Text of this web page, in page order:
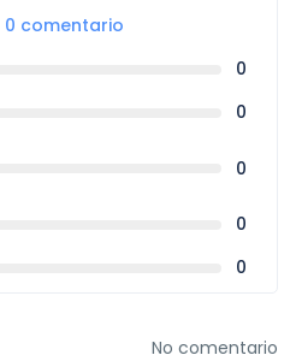
0 comentario
0
0
0
0
0
No comentario